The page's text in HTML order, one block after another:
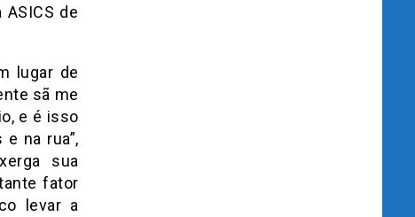
de
lugar de
sã me
e é isso
na rua”,
sua
fator
levar a